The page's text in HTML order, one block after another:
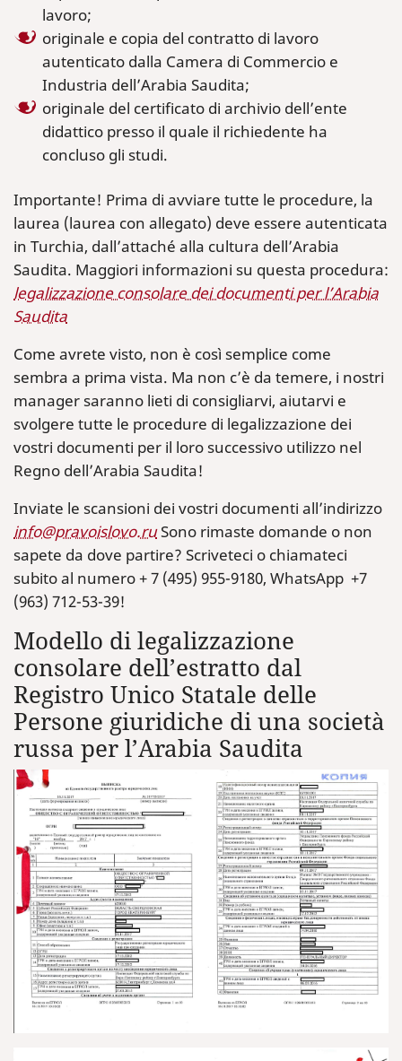
lavoro;
originale e copia del contratto di lavoro
autenticato dalla Camera di Commercio e
Industria dell’Arabia Saudita;
originale del certificato di archivio dell’ente
didattico presso il quale il richiedente ha
concluso gli studi.
Importante! Prima di avviare tutte le procedure, la
laurea (laurea con allegato) deve essere autenticata
in Turchia, dall’attaché alla cultura dell’Arabia
Saudita. Maggiori informazioni su questa procedura:
legalizzazione consolare dei documenti per l’Arabia
Saudita
Come avrete visto, non è così semplice come
sembra a prima vista. Ma non c’è da temere, i nostri
manager saranno lieti di consigliarvi, aiutarvi e
svolgere tutte le procedure di legalizzazione dei
vostri documenti per il loro successivo utilizzo nel
Regno dell’Arabia Saudita!
Inviate le scansioni dei vostri documenti all’indirizzo
info@pravoislovo.ruSono rimaste domande o non
sapete da dove partire? Scriveteci o chiamateci
subito al numero + 7 (495) 955-9180, WhatsApp +7
(963) 712-53-39!
Modello di legalizzazione
consolare dell’estratto dal
Registro Unico Statale delle
Persone giuridiche di una società
russa per l’Arabia Saudita